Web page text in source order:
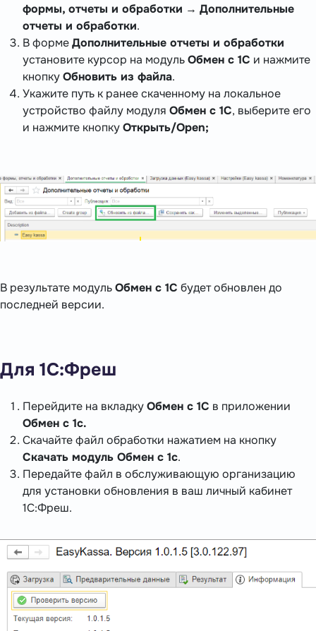
формы, отчеты и обработки → Дополнительные
отчеты и обработки.
В формеДополнительные отчеты и обработки
установите курсор на модульОбмен с 1С и нажмите
кнопкуОбновить из файла.
Укажите путь к ранее скаченному на локальное
устройство файлу модуля Обмен с 1С, выберите его
и нажмите кнопкуОткрыть/Open;
В результате модульОбмен с 1С будет обновлен до
последней версии.
Для 1С:Фреш
Перейдите на вкладкуОбмен с 1С в приложении
Обмен с 1с.
Скачайте файл обработки нажатием на кнопку
Скачать модуль Обмен с 1с.
Передайте файл в обслуживающую организацию
для установки обновления в ваш личный кабинет
1С:Фреш.